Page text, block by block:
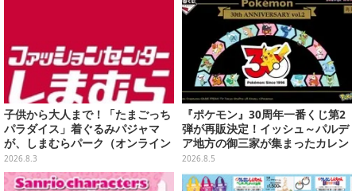
子供から大人まで！「たまごっち
パラダイス」着ぐるみパジャマ
が、しまむらパーク（オンライン
ストア）にて受注生産
2026.8.3
『ポケモン』30周年一番くじ第2
弾が再販決定！イッシュ～パルデ
ア地方の御三家が集まったカレン
ダー、ぬいぐるみなど記念グッズ
盛りだくさん
2026.8.5